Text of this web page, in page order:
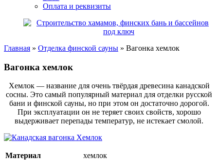
Оплата и реквизиты
Главная » Отделка финской сауны » Вагонка хемлок
Вагонка хемлок
Хемлок — название для очень твёрдая древесина канадской
сосны. Это самый популярный материал для отделки русской
бани и финской сауны, но при этом он достаточно дорогой.
При эксплуатации он не теряет своих свойств, хорошо
выдерживает перепады температур, не истекает смолой.
Материал
хемлок